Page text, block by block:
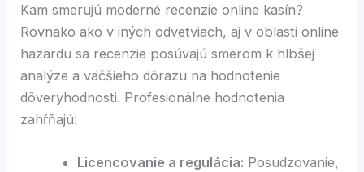
Kam smerujú moderné recenzie online kasín?
Rovnako ako v iných odvetviach, aj v oblasti online
hazardu sa recenzie posúvajú smerom k hlbšej
analýze a väčšieho dôrazu na hodnotenie
dôveryhodnosti. Profesionálne hodnotenia
zahŕňajú:
Licencovanie a regulácia: Posudzovanie,